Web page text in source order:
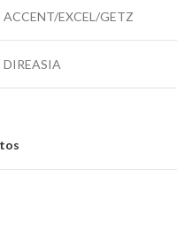
ACCENT/EXCEL/GETZ
DIREASIA